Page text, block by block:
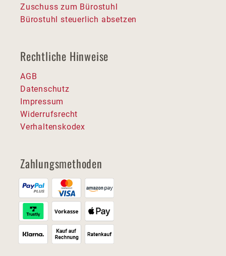
Zuschuss zum Bürostuhl
Bürostuhl steuerlich absetzen
Rechtliche Hinweise
AGB
Datenschutz
Impressum
Widerrufsrecht
Verhaltenskodex
Zahlungsmethoden